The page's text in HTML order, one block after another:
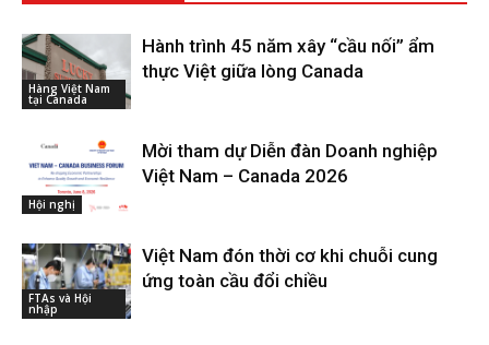
Hàng Việt Nam
tại Canada
Hành trình 45 năm xây “cầu nối” ẩm
thực Việt giữa lòng Canada
Hội nghị
Mời tham dự Diễn đàn Doanh nghiệp
Việt Nam – Canada 2026
FTAs và Hội
nhập
Việt Nam đón thời cơ khi chuỗi cung
ứng toàn cầu đổi chiều